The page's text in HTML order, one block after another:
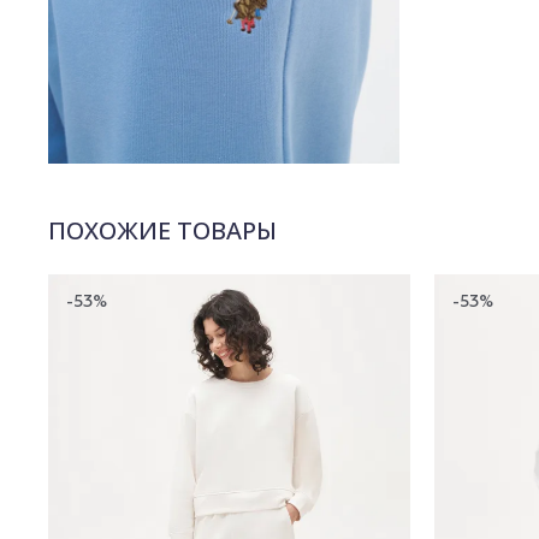
ПОХОЖИЕ ТОВАРЫ
-53% -53%